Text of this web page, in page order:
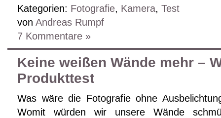
Kategorien: Fotografie, Kamera, Test
von Andreas Rumpf
7 Kommentare »
Keine weißen Wände mehr –
Produkttest
Was wäre die Fotografie ohne
Womit würden wir unsere Wände